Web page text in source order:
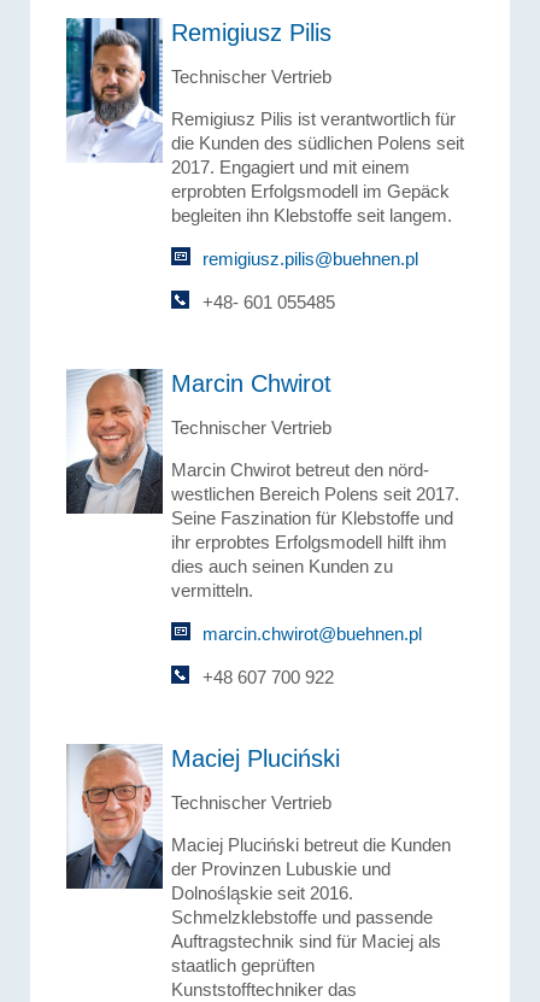
Remigiusz Pilis
Technischer Vertrieb
Remigiusz Pilis ist verantwortlich für
die Kunden des südlichen Polens seit
2017. Engagiert und mit einem
erprobten Erfolgsmodell im Gepäck
begleiten ihn Klebstoffe seit langem.
remigiusz.pilis@buehnen.pl
+48- 601 055485
Marcin Chwirot
Technischer Vertrieb
Marcin Chwirot betreut den nörd-
westlichen Bereich Polens seit 2017.
Seine Faszination für Klebstoffe und
ihr erprobtes Erfolgsmodell hilft ihm
dies auch seinen Kunden zu
vermitteln.
marcin.chwirot@buehnen.pl
+48 607 700 922
Maciej Pluciński
Technischer Vertrieb
Maciej Pluciński betreut die Kunden
der Provinzen Lubuskie und
Dolnośląskie seit 2016.
Schmelzklebstoffe und passende
Auftragstechnik sind für Maciej als
staatlich geprüften
Kunststofftechniker das